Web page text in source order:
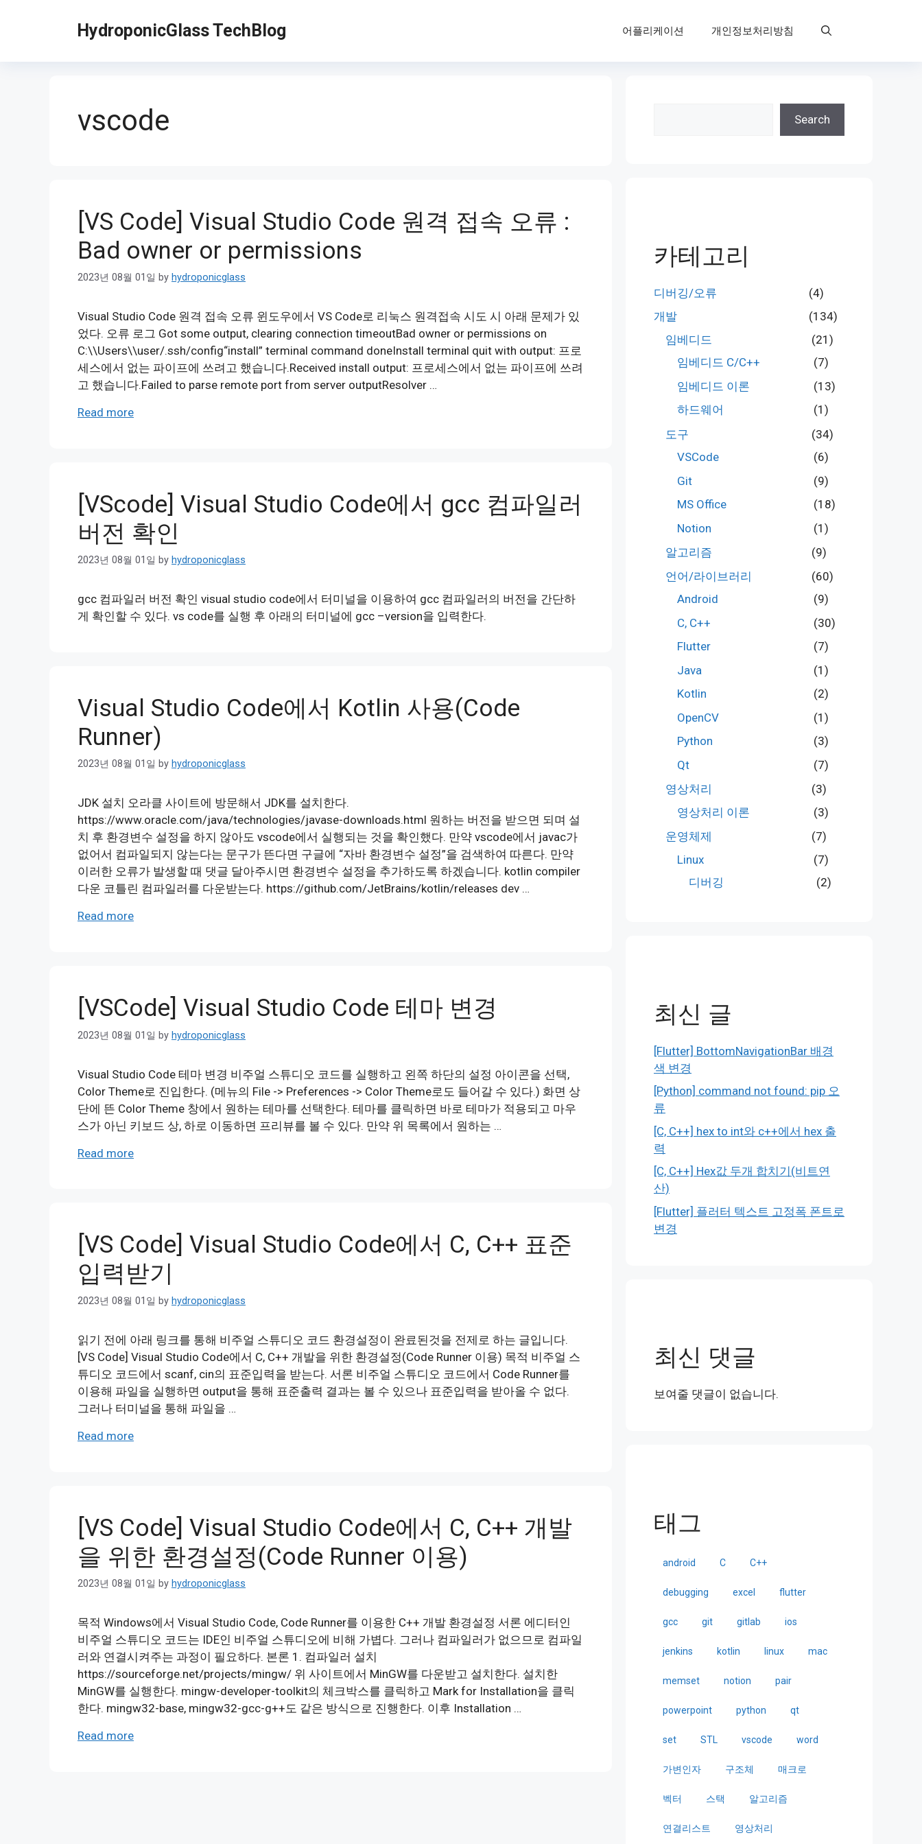
HydroponicGlass TechBlog 어플리케이션 개인정보처리방침
vscode
[VS Code] Visual Studio Code 원격 접속 오류 :
Bad owner or permissions
2023년 08월 01일 by hydroponicglass
Visual Studio Code 원격 접속 오류 윈도우에서 VS Code로 리눅스 원격접속 시도 시 아래 문제가 있
었다. 오류 로그 Got some output, clearing connection timeoutBad owner or permissions on
C:\\Users\\user/.ssh/config“install” terminal command doneInstall terminal quit with output: 프로
세스에서 없는 파이프에 쓰려고 했습니다.Received install output: 프로세스에서 없는 파이프에 쓰려
고 했습니다.Failed to parse remote port from server outputResolver …
Read more
[VScode] Visual Studio Code에서 gcc 컴파일러
버전 확인
2023년 08월 01일 by hydroponicglass
gcc 컴파일러 버전 확인 visual studio code에서 터미널을 이용하여 gcc 컴파일러의 버전을 간단하
게 확인할 수 있다. vs code를 실행 후 아래의 터미널에 gcc –version을 입력한다.
Visual Studio Code에서 Kotlin 사용(Code
Runner)
2023년 08월 01일 by hydroponicglass
JDK 설치 오라클 사이트에 방문해서 JDK를 설치한다.
https://www.oracle.com/java/technologies/javase-downloads.html 원하는 버전을 받으면 되며 설
치 후 환경변수 설정을 하지 않아도 vscode에서 실행되는 것을 확인했다. 만약 vscode에서 javac가
없어서 컴파일되지 않는다는 문구가 뜬다면 구글에 “자바 환경변수 설정”을 검색하여 따른다. 만약
이러한 오류가 발생할 때 댓글 달아주시면 환경변수 설정을 추가하도록 하겠습니다. kotlin compiler
다운 코틀린 컴파일러를 다운받는다. https://github.com/JetBrains/kotlin/releases dev …
Read more
[VSCode] Visual Studio Code 테마 변경
2023년 08월 01일 by hydroponicglass
Visual Studio Code 테마 변경 비주얼 스튜디오 코드를 실행하고 왼쪽 하단의 설정 아이콘을 선택,
Color Theme로 진입한다. (메뉴의 File -> Preferences -> Color Theme로도 들어갈 수 있다.) 화면 상
단에 뜬 Color Theme 창에서 원하는 테마를 선택한다. 테마를 클릭하면 바로 테마가 적용되고 마우
스가 아닌 키보드 상, 하로 이동하면 프리뷰를 볼 수 있다. 만약 위 목록에서 원하는 …
Read more
[VS Code] Visual Studio Code에서 C, C++ 표준
입력받기
2023년 08월 01일 by hydroponicglass
읽기 전에 아래 링크를 통해 비주얼 스튜디오 코드 환경설정이 완료된것을 전제로 하는 글입니다.
[VS Code] Visual Studio Code에서 C, C++ 개발을 위한 환경설정(Code Runner 이용) 목적 비주얼 스
튜디오 코드에서 scanf, cin의 표준입력을 받는다. 서론 비주얼 스튜디오 코드에서 Code Runner를
이용해 파일을 실행하면 output을 통해 표준출력 결과는 볼 수 있으나 표준입력을 받아올 수 없다.
그러나 터미널을 통해 파일을 …
Read more
[VS Code] Visual Studio Code에서 C, C++ 개발
을 위한 환경설정(Code Runner 이용)
2023년 08월 01일 by hydroponicglass
목적 Windows에서 Visual Studio Code, Code Runner를 이용한 C++ 개발 환경설정 서론 에디터인
비주얼 스튜디오 코드는 IDE인 비주얼 스튜디오에 비해 가볍다. 그러나 컴파일러가 없으므로 컴파일
러와 연결시켜주는 과정이 필요하다. 본론 1. 컴파일러 설치
https://sourceforge.net/projects/mingw/ 위 사이트에서 MinGW를 다운받고 설치한다. 설치한
MinGW를 실행한다. mingw-developer-toolkit의 체크박스를 클릭하고 Mark for Installation을 클릭
한다. mingw32-base, mingw32-gcc-g++도 같은 방식으로 진행한다. 이후 Installation …
Read more
Search
카테고리
디버깅/오류
(4)
개발
(134)
임베디드
(21)
임베디드 C/C++
(7)
임베디드 이론
(13)
하드웨어
(1)
도구
(34)
VSCode
(6)
Git
(9)
MS Office
(18)
Notion
(1)
알고리즘
(9)
언어/라이브러리
(60)
Android
(9)
C, C++
(30)
Flutter
(7)
Java
(1)
Kotlin
(2)
OpenCV
(1)
Python
(3)
Qt
(7)
영상처리
(3)
영상처리 이론
(3)
운영체제
(7)
Linux
(7)
디버깅
(2)
최신 글
[Flutter] BottomNavigationBar 배경
색 변경
[Python] command not found: pip 오
류
[C, C++] hex to int와 c++에서 hex 출
력
[C, C++] Hex값 두개 합치기(비트연
산)
[Flutter] 플러터 텍스트 고정폭 폰트로
변경
최신 댓글
보여줄 댓글이 없습니다.
태그
android C C++
debugging excel flutter
gcc git gitlab ios
jenkins kotlin linux mac
memset notion pair
powerpoint python qt
set STL vscode word
가변인자 구조체 매크로
벡터 스택 알고리즘
연결리스트 영상처리